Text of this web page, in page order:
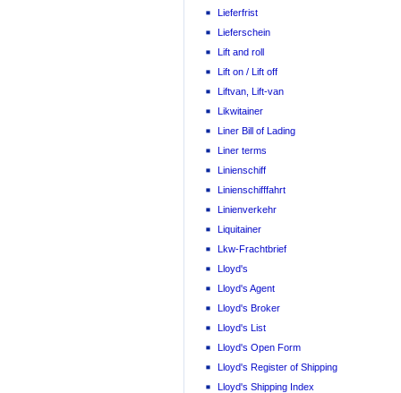
Lieferfrist
Lieferschein
Lift and roll
Lift on / Lift off
Liftvan, Lift-van
Likwitainer
Liner Bill of Lading
Liner terms
Linienschiff
Linienschifffahrt
Linienverkehr
Liquitainer
Lkw-Frachtbrief
Lloyd's
Lloyd's Agent
Lloyd's Broker
Lloyd's List
Lloyd's Open Form
Lloyd's Register of Shipping
Lloyd's Shipping Index